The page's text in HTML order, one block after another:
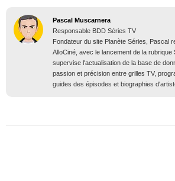
Pascal Muscarnera
Responsable BDD Séries TV
Fondateur du site Planète Séries, Pascal
AlloCiné, avec le lancement de la rubrique
supervise l'actualisation de la base de
passion et précision entre grilles TV,
guides des épisodes et biographies